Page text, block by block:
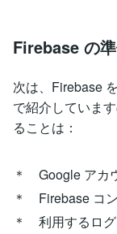
Firebase の
次は、Firebase
で紹介していま
ることは：
＊ Google アカ
＊ Firebase コ
＊ 利用するロ